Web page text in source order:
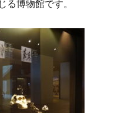
る博物館です。